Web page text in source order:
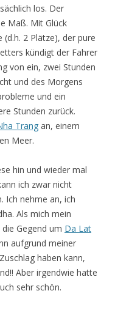
los. Der
Maß. Mit Glück
2 Plätze), der pure
kündigt der Fahrer
von ein, zwei Stunden
und des Morgens
und ein
Stunden zurück.
Trang an, einem
Meer.
hin und wieder mal
ich zwar nicht
Ich nehme an, ich
Als mich mein
Gegend um Da Lat
aufgrund meiner
haben kann,
Aber irgendwie hatte
sehr schön.